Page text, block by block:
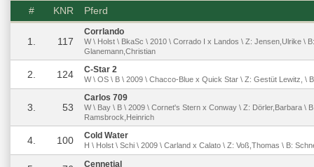
# KNR Pferd
1. 117
Corrlando
W \ Holst \ BkaSc \ 2010 \ Corrado I x Landos \ Z: Jensen,Ulrike \ B:
Glanemann,Christian
2. 124 C-Star 2
W \ OS \ B \ 2009 \ Chacco-Blue x Quick Star \ Z: Gestüt Lewitz, \
3. 53
Carlos 709
W \ Bay \ B \ 2009 \ Cornet's Stern x Conway \ Z: Dörler,Barbara \
Ramsbrock,Heinrich
4. 100 Cold Water
H \ Holst \ Schi \ 2009 \ Carland x Calato \ Z: Voß,Thomas \ B:
Cennetial